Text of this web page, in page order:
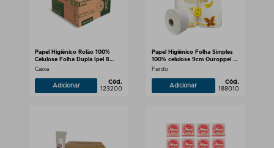
Papel Higiênico Rolão 100%
Celulose Folha Dupla Ipel 8
rolos de 250m
Caixa
Adicionar
Cód.
123200
Papel Higiênico Folha Simples
100% celulose 9cm Ouroppel 8
rolos de 300 metros
Fardo
Adicionar
Cód.
188010